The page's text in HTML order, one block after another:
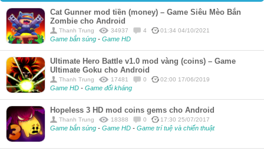
Cat Gunner mod tiền (money) – Game Siêu Mèo Bắn
Zombie cho Android
Thanh Trung 34937 4 01:34 04/10/2021
Game bắn súng - Game HD
Ultimate Hero Battle v1.0 mod vàng (coins) – Game
Ultimate Goku cho Android
Thanh Trung 17481 0 02:00 17/06/2019
Game HD - Game đối kháng
Hopeless 3 HD mod coins gems cho Android
Thanh Trung 18388 0 17:30 25/07/2017
Game bắn súng - Game HD - Game trí tuệ và chiến thuật